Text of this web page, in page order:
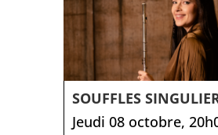
SOUFFLES
Jeudi 08 octobre,